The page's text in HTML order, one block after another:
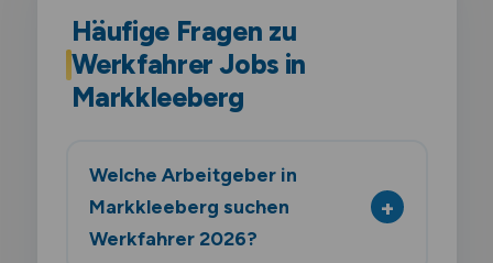
Häufige Fragen zu
Werkfahrer Jobs in
Markkleeberg
Welche Arbeitgeber in
Markkleeberg suchen
Werkfahrer 2026?